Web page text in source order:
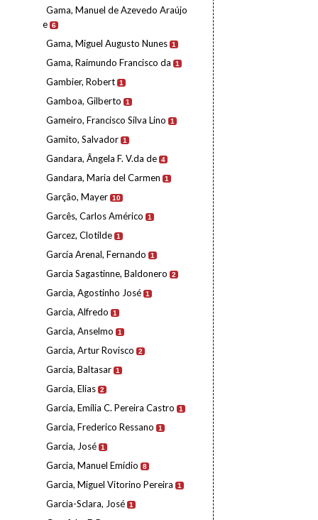
Gama, Manuel de Azevedo Araújo
e 6
Gama, Miguel Augusto Nunes 1
Gama, Raimundo Francisco da 1
Gambier, Robert 1
Gamboa, Gilberto 1
Gameiro, Francisco Silva Lino 1
Gamito, Salvador 1
Gandara, Ângela F. V.da de 4
Gandara, Maria del Carmen 1
Garção, Mayer 10
Garcês, Carlos Américo 1
Garcez, Clotilde 1
García Arenal, Fernando 1
Garcia Sagastinne, Baldonero 2
Garcia, Agostinho José 1
Garcia, Alfredo 1
Garcia, Anselmo 1
Garcia, Artur Rovisco 2
Garcia, Baltasar 1
Garcia, Elias 2
Garcia, Emília C. Pereira Castro 1
Garcia, Frederico Ressano 1
Garcia, José 1
Garcia, Manuel Emídio 8
Garcia, Miguel Vitorino Pereira 1
Garcia-Sclara, José 1